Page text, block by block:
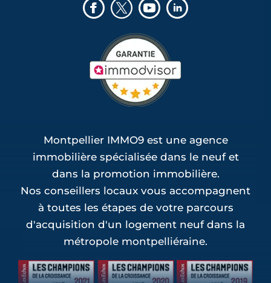
Montpellier IMMO9 est une agence
immobilière spécialisée dans le neuf et
dans la promotion immobilière.
Nos conseillers locaux vous accompagnent
à toutes les étapes de votre parcours
d'acquisition d'un logement neuf dans la
métropole montpelliéraine.